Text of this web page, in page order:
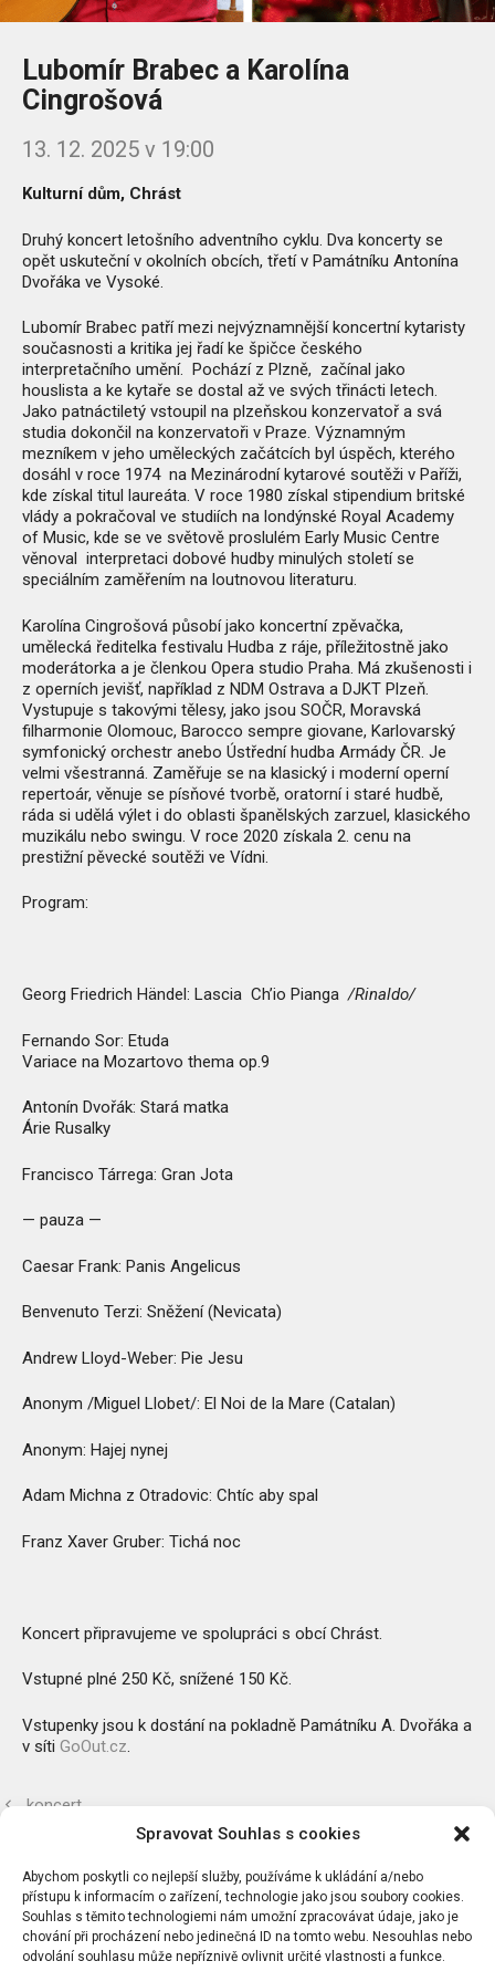
Spravovat Souhlas s cookies
Abychom poskytli co nejlepší služby, používáme k ukládání a/nebo
přístupu k informacím o zařízení, technologie jako jsou soubory cookies.
Souhlas s těmito technologiemi nám umožní zpracovávat údaje, jako je
chování při procházení nebo jedinečná ID na tomto webu. Nesouhlas nebo
odvolání souhlasu může nepříznivě ovlivnit určité vlastnosti a funkce.
Lubomír Brabec a Karolína
Cingrošová
13. 12. 2025 v 19:00
Kulturní dům, Chrást
Druhý koncert letošního adventního cyklu. Dva koncerty se
opět uskuteční v okolních obcích, třetí v Památníku Antonína
Dvořáka ve Vysoké.
Lubomír Brabec patří mezi nejvýznamnější koncertní kytaristy
současnosti a kritika jej řadí ke špičce českého
interpretačního umění. Pochází z Plzně, začínal jako
houslista a ke kytaře se dostal až ve svých třinácti letech.
Jako patnáctiletý vstoupil na plzeňskou konzervatoř a svá
studia dokončil na konzervatoři v Praze. Významným
mezníkem v jeho uměleckých začátcích byl úspěch, kterého
dosáhl v roce 1974 na Mezinárodní kytarové soutěži v Paříži,
kde získal titul laureáta. V roce 1980 získal stipendium britské
vlády a pokračoval ve studiích na londýnské Royal Academy
of Music, kde se ve světově proslulém Early Music Centre
věnoval interpretaci dobové hudby minulých století se
speciálním zaměřením na loutnovou literaturu.
Karolína Cingrošová působí jako koncertní zpěvačka,
umělecká ředitelka festivalu Hudba z ráje, příležitostně jako
moderátorka a je členkou Opera studio Praha. Má zkušenosti i
z operních jevišť, například z NDM Ostrava a DJKT Plzeň.
Vystupuje s takovými tělesy, jako jsou SOČR, Moravská
filharmonie Olomouc, Barocco sempre giovane, Karlovarský
symfonický orchestr anebo Ústřední hudba Armády ČR. Je
velmi všestranná. Zaměřuje se na klasický i moderní operní
repertoár, věnuje se písňové tvorbě, oratorní i staré hudbě,
ráda si udělá výlet i do oblasti španělských zarzuel, klasického
muzikálu nebo swingu. V roce 2020 získala 2. cenu na
prestižní pěvecké soutěži ve Vídni.
Program:
Georg Friedrich Händel: Lascia Ch’io Pianga/Rinaldo/
Fernando Sor: Etuda
Variace na Mozartovo thema op.9
Antonín Dvořák: Stará matka
Árie Rusalky
Francisco Tárrega: Gran Jota
— pauza —
Caesar Frank: Panis Angelicus
Benvenuto Terzi: Sněžení (Nevicata)
Andrew Lloyd-Weber: Pie Jesu
Anonym /Miguel Llobet/: El Noi de la Mare (Catalan)
Anonym: Hajej nynej
Adam Michna z Otradovic: Chtíc aby spal
Franz Xaver Gruber: Tichá noc
Koncert připravujeme ve spolupráci s obcí Chrást.
Vstupné plné 250 Kč, snížené 150 Kč.
Vstupenky jsou k dostání na pokladně Památníku A. Dvořáka a
v síti GoOut.cz.
koncert